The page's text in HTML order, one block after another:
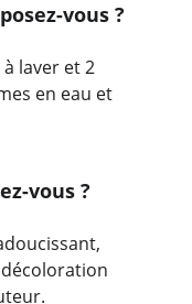
vous ?
laver et 2
en eau et
vous ?